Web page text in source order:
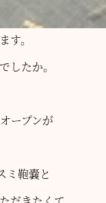
す。
したか。
ープンが
ミ鞄嚢と